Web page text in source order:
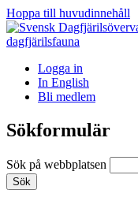
Hoppa till huvudinnehåll
Logga in
In English
Bli medlem
Sökformulär
Sök på webbplatsen